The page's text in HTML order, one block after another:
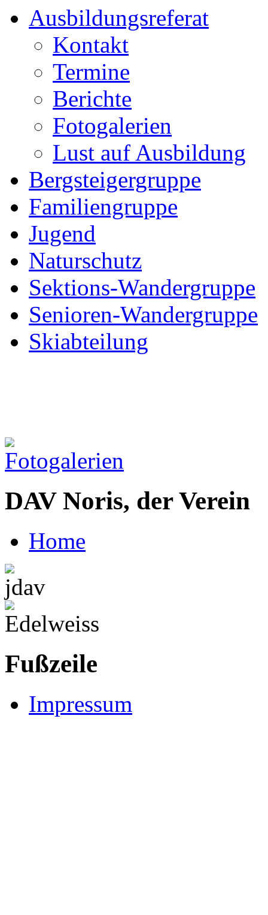
Ausbildungsreferat
Kontakt
Termine
Berichte
Fotogalerien
Lust auf Ausbildung
Bergsteigergruppe
Familiengruppe
Jugend
Naturschutz
Sektions-Wandergruppe
Senioren-Wandergruppe
Skiabteilung
DAV Noris, der Verein
Home
Fußzeile
Impressum